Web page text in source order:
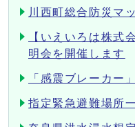
川西町総合防災マ
【いえいろは株式
明会を開催します
「感震ブレーカー
指定緊急避難場所